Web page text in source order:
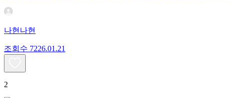
나현나현
조회수 7226.01.21
2